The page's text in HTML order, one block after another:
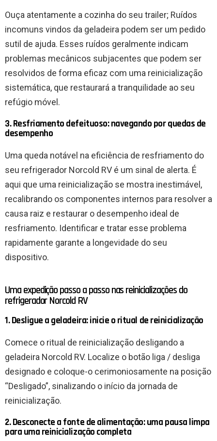
Ouça atentamente a cozinha do seu trailer; Ruídos
incomuns vindos da geladeira podem ser um pedido
sutil de ajuda. Esses ruídos geralmente indicam
problemas mecânicos subjacentes que podem ser
resolvidos de forma eficaz com uma reinicialização
sistemática, que restaurará a tranquilidade ao seu
refúgio móvel.
3. Resfriamento defeituoso: navegando por quedas de
desempenho
Uma queda notável na eficiência de resfriamento do
seu refrigerador Norcold RV é um sinal de alerta. É
aqui que uma reinicialização se mostra inestimável,
recalibrando os componentes internos para resolver a
causa raiz e restaurar o desempenho ideal de
resfriamento. Identificar e tratar esse problema
rapidamente garante a longevidade do seu
dispositivo.
Uma expedição passo a passo nas reinicializações do
refrigerador Norcold RV
1. Desligue a geladeira: inicie o ritual de reinicialização
Comece o ritual de reinicialização desligando a
geladeira Norcold RV. Localize o botão liga / desliga
designado e coloque-o cerimoniosamente na posição
“Desligado”, sinalizando o início da jornada de
reinicialização.
2. Desconecte a fonte de alimentação: uma pausa limpa
para uma reinicialização completa